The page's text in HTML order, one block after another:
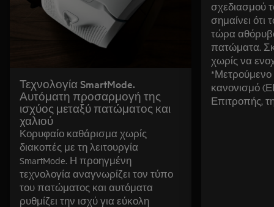
Τεχνολογία SmartMode.
Αυτόματη προσαρμογή της
ισχύος μεταξύ πατώματος και
χαλιού
Κορυφαίο καθάρισμα χωρίς
διακοπές με τη λειτουργία
SmartMode. Η προηγμένη
τεχνολογία αναγνωρίζει τον τύπο
του πατώματος και αυτόματα
ρυθμίζει την ισχύ για εύκολη
σχεδιασμού
σημαίνει ότι
τώρα
πατώματα.
χωρίς να
κανονισμό
Επιτροπής,